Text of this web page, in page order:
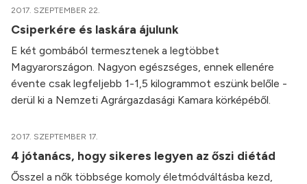
2017. SZEPTEMBER 22.
Csiperkére és laskára ájulunk
E két gombából termesztenek a legtöbbet
Magyarországon. Nagyon egészséges, ennek ellenére
évente csak legfeljebb 1-1,5 kilogrammot eszünk belőle -
derül ki a Nemzeti Agrárgazdasági Kamara körképéből.
2017. SZEPTEMBER 17.
4 jótanács, hogy sikeres legyen az őszi diétád
Ősszel a nők többsége komoly életmódváltásba kezd,